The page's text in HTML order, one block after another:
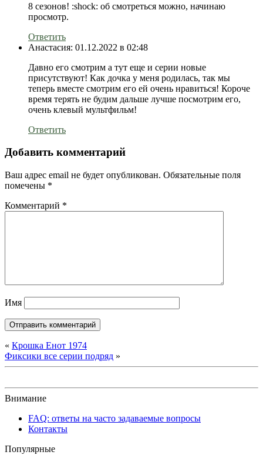
8 сезонов! :shock: об смотреться можно, начинаю
просмотр.
Ответить
Анастасия: 01.12.2022 в 02:48
Давно его смотрим а тут еще и серии новые
присутствуют! Как дочка у меня родилась, так мы
теперь вместе смотрим его ей очень нравиться! Короче
время терять не будим дальше лучше посмотрим его,
очень клевый мультфильм!
Ответить
Добавить комментарий
Ваш адрес email не будет опубликован. Обязательные поля
помечены *
Комментарий *
Имя
« Крошка Енот 1974
Фиксики все серии подряд »
Внимание
FAQ: ответы на часто задаваемые вопросы
Контакты
Популярные